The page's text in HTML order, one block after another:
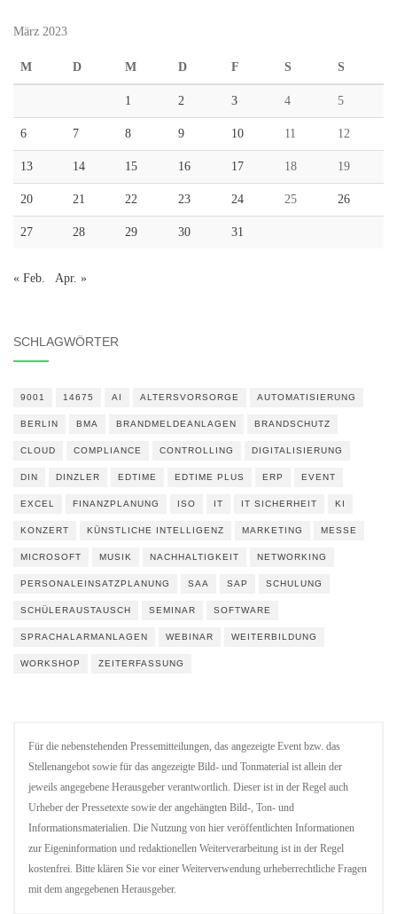
März 2023
M D M D F S S
1 2 3 4 5
6 7 8 9 10 11 12
13 14 15 16 17 18 19
20 21 22 23 24 25 26
27 28 29 30 31
« Feb. Apr. »
SCHLAGWÖRTER
9001 14675 AI ALTERSVORSORGE AUTOMATISIERUNG
BERLIN BMA BRANDMELDEANLAGEN BRANDSCHUTZ
CLOUD COMPLIANCE CONTROLLING DIGITALISIERUNG
DIN DINZLER EDTIME EDTIME PLUS ERP EVENT
EXCEL FINANZPLANUNG ISO IT IT SICHERHEIT KI
KONZERT KÜNSTLICHE INTELLIGENZ MARKETING MESSE
MICROSOFT MUSIK NACHHALTIGKEIT NETWORKING
PERSONALEINSATZPLANUNG SAA SAP SCHULUNG
SCHÜLERAUSTAUSCH SEMINAR SOFTWARE
SPRACHALARMANLAGEN WEBINAR WEITERBILDUNG
WORKSHOP ZEITERFASSUNG
Für die nebenstehenden Pressemitteilungen, das angezeigte Event bzw. das
Stellenangebot sowie für das angezeigte Bild- und Tonmaterial ist allein der
jeweils angegebene Herausgeber verantwortlich. Dieser ist in der Regel auch
Urheber der Pressetexte sowie der angehängten Bild-, Ton- und
Informationsmaterialien. Die Nutzung von hier veröffentlichten Informationen
zur Eigeninformation und redaktionellen Weiterverarbeitung ist in der Regel
kostenfrei. Bitte klären Sie vor einer Weiterverwendung urheberrechtliche Fragen
mit dem angegebenen Herausgeber.